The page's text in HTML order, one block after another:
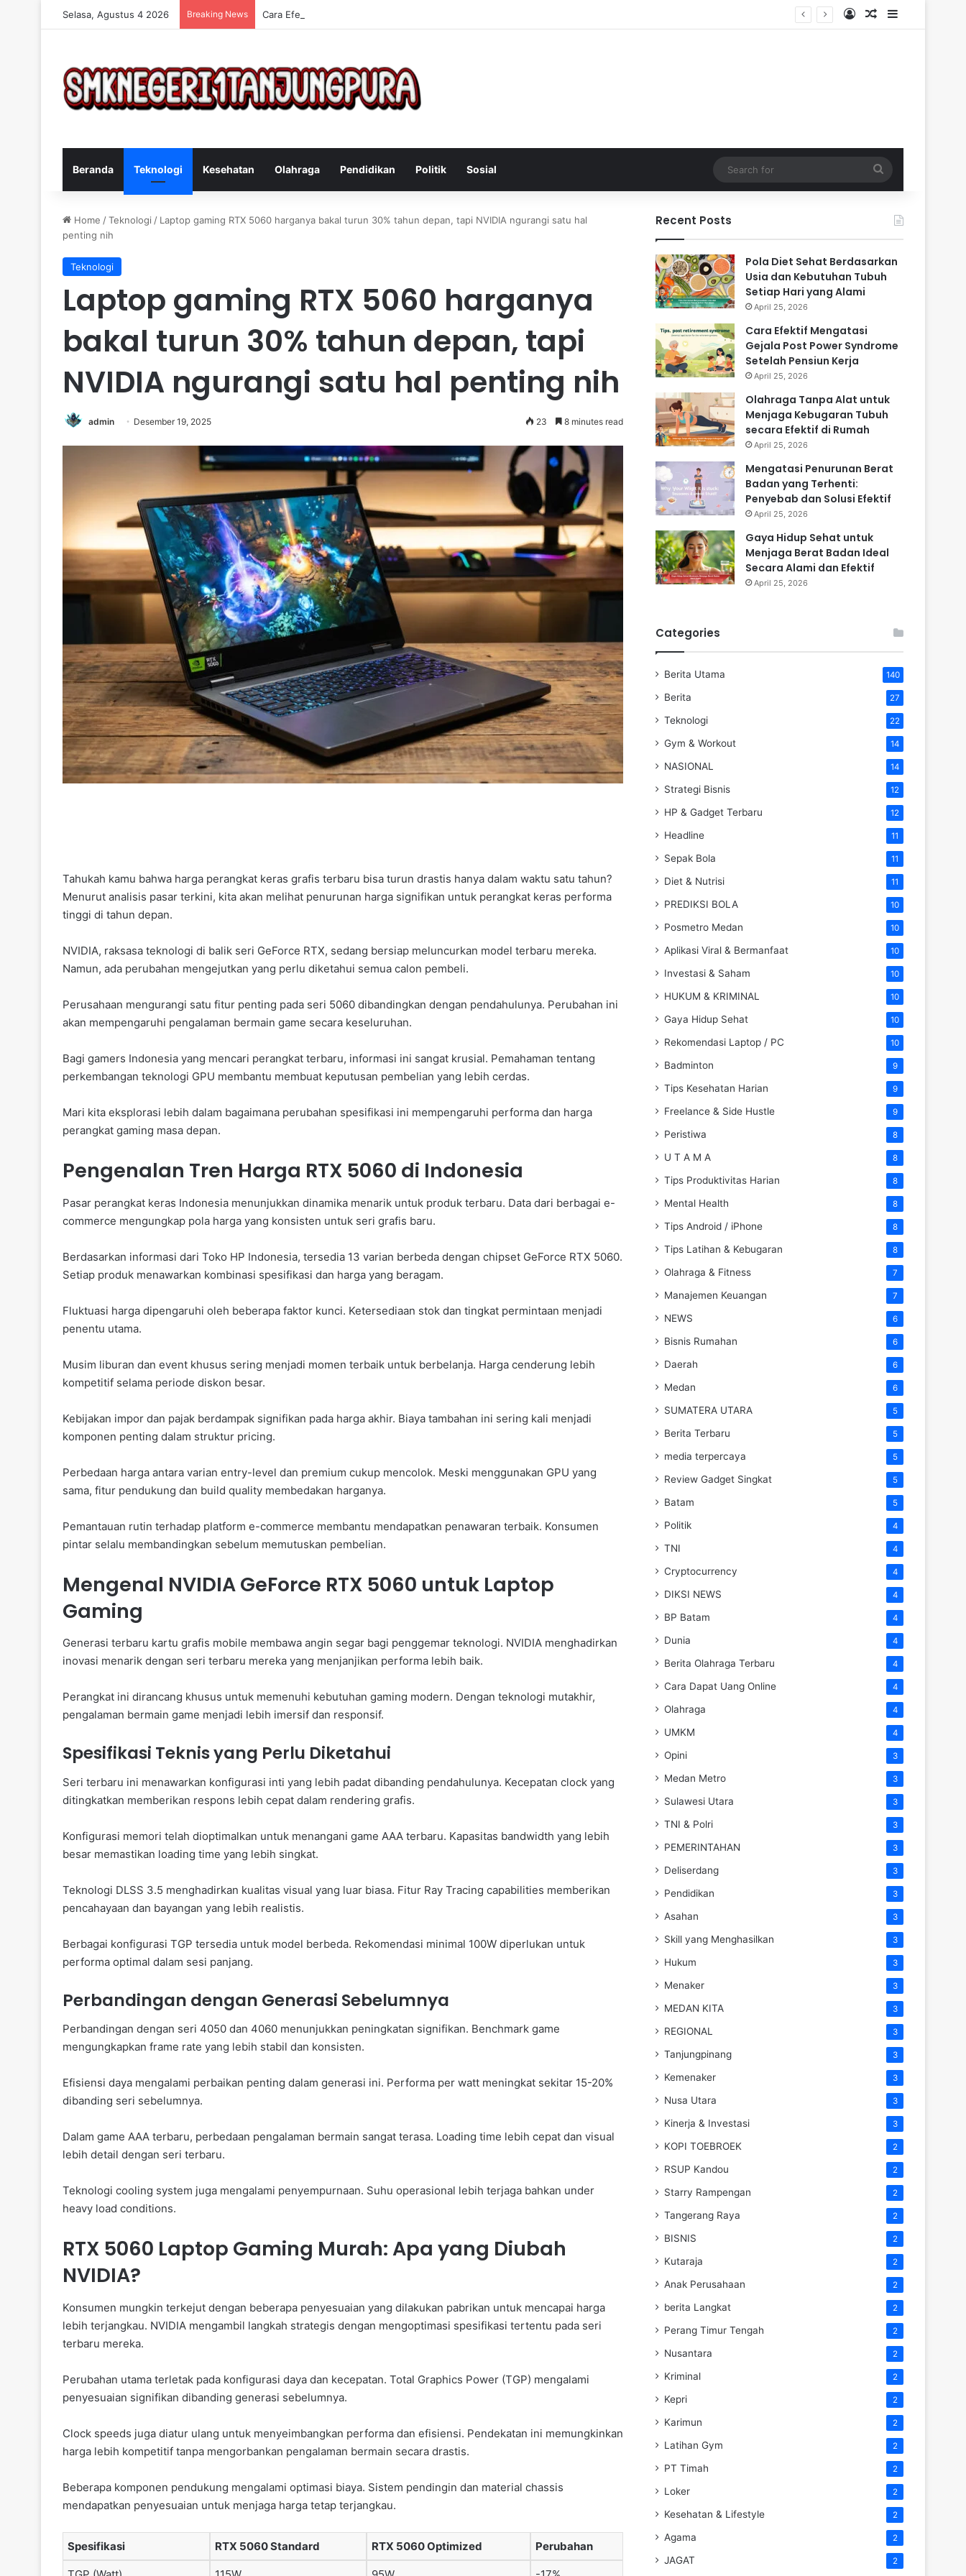
Selasa, Agustus 4 2026 Breaking News Cara Efektif Mengatasi Gejala Post Power Syndrome Setelah Pensiun Kerja Log InRandom Article
Sidebar
Beranda Teknologi Kesehatan Olahraga Pendidikan Politik Sosial
for
Home /Teknologi / Laptop gaming RTX 5060 harganya bakal turun 30% tahun depan, tapi NVIDIA ngurangi satu hal
penting nih
Teknologi
Laptop gaming RTX 5060 harganya
bakal turun 30% tahun depan, tapi
NVIDIA ngurangi satu hal penting nih
admin Desember 19, 2025 23 8 minutes read
Tahukah kamu bahwa harga perangkat keras grafis terbaru bisa turun drastis hanya dalam waktu satu tahun?
Menurut analisis pasar terkini, kita akan melihat penurunan harga signifikan untuk perangkat keras performa
tinggi di tahun depan.
NVIDIA, raksasa teknologi di balik seri GeForce RTX, sedang bersiap meluncurkan model terbaru mereka.
Namun, ada perubahan mengejutkan yang perlu diketahui semua calon pembeli.
Perusahaan mengurangi satu fitur penting pada seri 5060 dibandingkan dengan pendahulunya. Perubahan ini
akan mempengaruhi pengalaman bermain game secara keseluruhan.
Bagi gamers Indonesia yang mencari perangkat terbaru, informasi ini sangat krusial. Pemahaman tentang
perkembangan teknologi GPU membantu membuat keputusan pembelian yang lebih cerdas.
Mari kita eksplorasi lebih dalam bagaimana perubahan spesifikasi ini mempengaruhi performa dan harga
perangkat gaming masa depan.
Pengenalan Tren Harga RTX 5060 di Indonesia
Pasar perangkat keras Indonesia menunjukkan dinamika menarik untuk produk terbaru. Data dari berbagai e-
commerce mengungkap pola harga yang konsisten untuk seri grafis baru.
Berdasarkan informasi dari Toko HP Indonesia, tersedia 13 varian berbeda dengan chipset GeForce RTX 5060.
Setiap produk menawarkan kombinasi spesifikasi dan harga yang beragam.
Fluktuasi harga dipengaruhi oleh beberapa faktor kunci. Ketersediaan stok dan tingkat permintaan menjadi
penentu utama.
Musim liburan dan event khusus sering menjadi momen terbaik untuk berbelanja. Harga cenderung lebih
kompetitif selama periode diskon besar.
Kebijakan impor dan pajak berdampak signifikan pada harga akhir. Biaya tambahan ini sering kali menjadi
komponen penting dalam struktur pricing.
Perbedaan harga antara varian entry-level dan premium cukup mencolok. Meski menggunakan GPU yang
sama, fitur pendukung dan build quality membedakan harganya.
Pemantauan rutin terhadap platform e-commerce membantu mendapatkan penawaran terbaik. Konsumen
pintar selalu membandingkan sebelum memutuskan pembelian.
Mengenal NVIDIA GeForce RTX 5060 untuk Laptop
Gaming
Generasi terbaru kartu grafis mobile membawa angin segar bagi penggemar teknologi. NVIDIA menghadirkan
inovasi menarik dengan seri terbaru mereka yang menjanjikan performa lebih baik.
Perangkat ini dirancang khusus untuk memenuhi kebutuhan gaming modern. Dengan teknologi mutakhir,
pengalaman bermain game menjadi lebih imersif dan responsif.
Spesifikasi Teknis yang Perlu Diketahui
Seri terbaru ini menawarkan konfigurasi inti yang lebih padat dibanding pendahulunya. Kecepatan clock yang
ditingkatkan memberikan respons lebih cepat dalam rendering grafis.
Konfigurasi memori telah dioptimalkan untuk menangani game AAA terbaru. Kapasitas bandwidth yang lebih
besar memastikan loading time yang lebih singkat.
Teknologi DLSS 3.5 menghadirkan kualitas visual yang luar biasa. Fitur Ray Tracing capabilities memberikan
pencahayaan dan bayangan yang lebih realistis.
Berbagai konfigurasi TGP tersedia untuk model berbeda. Rekomendasi minimal 100W diperlukan untuk
performa optimal dalam sesi panjang.
Perbandingan dengan Generasi Sebelumnya
Perbandingan dengan seri 4050 dan 4060 menunjukkan peningkatan signifikan. Benchmark game
mengungkapkan frame rate yang lebih stabil dan konsisten.
Efisiensi daya mengalami perbaikan penting dalam generasi ini. Performa per watt meningkat sekitar 15-20%
dibanding seri sebelumnya.
Dalam game AAA terbaru, perbedaan pengalaman bermain sangat terasa. Loading time lebih cepat dan visual
lebih detail dengan seri terbaru.
Teknologi cooling system juga mengalami penyempurnaan. Suhu operasional lebih terjaga bahkan under
heavy load conditions.
RTX 5060 Laptop Gaming Murah: Apa yang Diubah
NVIDIA?
Konsumen mungkin terkejut dengan beberapa penyesuaian yang dilakukan pabrikan untuk mencapai harga
lebih terjangkau. NVIDIA mengambil langkah strategis dengan mengoptimasi spesifikasi tertentu pada seri
terbaru mereka.
Perubahan utama terletak pada konfigurasi daya dan kecepatan. Total Graphics Power (TGP) mengalami
penyesuaian signifikan dibanding generasi sebelumnya.
Clock speeds juga diatur ulang untuk menyeimbangkan performa dan efisiensi. Pendekatan ini memungkinkan
harga lebih kompetitif tanpa mengorbankan pengalaman bermain secara drastis.
Beberapa komponen pendukung mengalami optimasi biaya. Sistem pendingin dan material chassis
mendapatkan penyesuaian untuk menjaga harga tetap terjangkau.
Spesifikasi RTX 5060 Standard RTX 5060 Optimized Perubahan
Recent Posts
Pola Diet Sehat Berdasarkan
Usia dan Kebutuhan Tubuh
Setiap Hari yang Alami
April 25, 2026
Cara Efektif Mengatasi
Gejala Post Power Syndrome
Setelah Pensiun Kerja
April 25, 2026
Olahraga Tanpa Alat untuk
Menjaga Kebugaran Tubuh
secara Efektif di Rumah
April 25, 2026
Mengatasi Penurunan Berat
Badan yang Terhenti:
Penyebab dan Solusi Efektif
April 25, 2026
Gaya Hidup Sehat untuk
Menjaga Berat Badan Ideal
Secara Alami dan Efektif
April 25, 2026
Categories
Berita Utama 140
Berita 27
Teknologi 22
Gym & Workout 14
NASIONAL 14
Strategi Bisnis 12
HP & Gadget Terbaru 12
Headline 11
Sepak Bola 11
Diet & Nutrisi 11
PREDIKSI BOLA 10
Posmetro Medan 10
Aplikasi Viral & Bermanfaat 10
Investasi & Saham 10
HUKUM & KRIMINAL 10
Gaya Hidup Sehat 10
Rekomendasi Laptop / PC 10
Badminton 9
Tips Kesehatan Harian 9
Freelance & Side Hustle 9
Peristiwa 8
U T A M A 8
Tips Produktivitas Harian 8
Mental Health 8
Tips Android / iPhone 8
Tips Latihan & Kebugaran 8
Olahraga & Fitness 7
Manajemen Keuangan 7
NEWS 6
Bisnis Rumahan 6
Daerah 6
Medan 6
SUMATERA UTARA 5
Berita Terbaru 5
media terpercaya 5
Review Gadget Singkat 5
Batam 5
Politik 4
TNI 4
Cryptocurrency 4
DIKSI NEWS 4
BP Batam 4
Dunia 4
Berita Olahraga Terbaru 4
Cara Dapat Uang Online 4
Olahraga 4
UMKM 4
Opini 3
Medan Metro 3
Sulawesi Utara 3
TNI & Polri 3
PEMERINTAHAN 3
Deliserdang 3
Pendidikan 3
Asahan 3
Skill yang Menghasilkan 3
Hukum 3
Menaker 3
MEDAN KITA 3
REGIONAL 3
Tanjungpinang 3
Kemenaker 3
Nusa Utara 3
Kinerja & Investasi 3
KOPI TOEBROEK 2
RSUP Kandou 2
Starry Rampengan 2
Tangerang Raya 2
BISNIS 2
Kutaraja 2
Anak Perusahaan 2
berita Langkat 2
Perang Timur Tengah 2
Nusantara 2
Kriminal 2
Kepri 2
Karimun 2
Latihan Gym 2
PT Timah 2
Loker 2
Kesehatan & Lifestyle 2
Agama 2
JAGAT 2